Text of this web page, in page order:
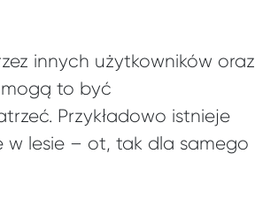
innych użytkowników oraz
mogą to być
Przykładowo istnieje
w lesie – ot, tak dla samego